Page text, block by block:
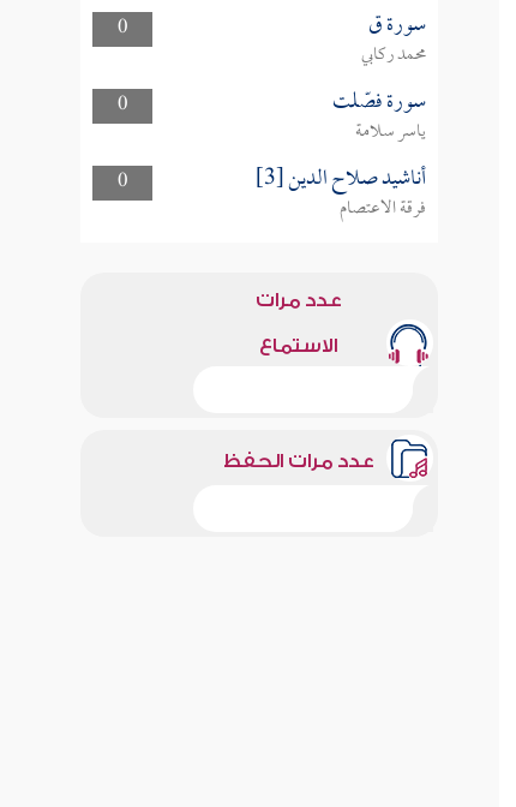
0
سورة ق
محمد ركابي
0
سورة فصّلت
ياسر سلامة
0
أناشيد صلاح الدين [3]
فرقة الاعتصام
عدد مرات
الاستماع
عدد مرات الحفظ